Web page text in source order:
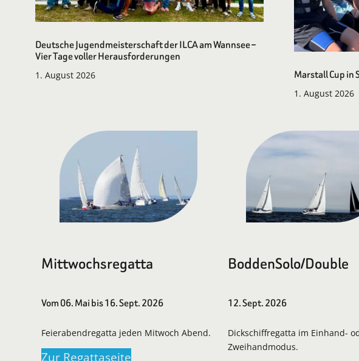
Deutsche Jugendmeisterschaft der ILCA am Wannsee –
Vier Tage voller Herausforderungen
1. August 2026 Marstall Cup in
1. August 2026
Mittwochsregatta
Vom 06. Mai bis 16. Sept. 2026
Feierabendregatta jeden Mitwoch Abend.
Zur Regattaseite
BoddenSolo/Double
12. Sept. 2026
Dickschiffregatta im Einhand-
Zweihandmodus.